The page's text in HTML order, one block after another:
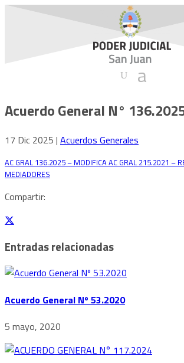
Acuerdo General N°
17 Dic 2025 | Acuerdos Generales
AC GRAL 136.2025 – MODIFICA AC GRAL 215.2021 –
MEDIADORES
Compartir:
Entradas relacionadas
Acuerdo General Nº 53.2020
5 mayo, 2020